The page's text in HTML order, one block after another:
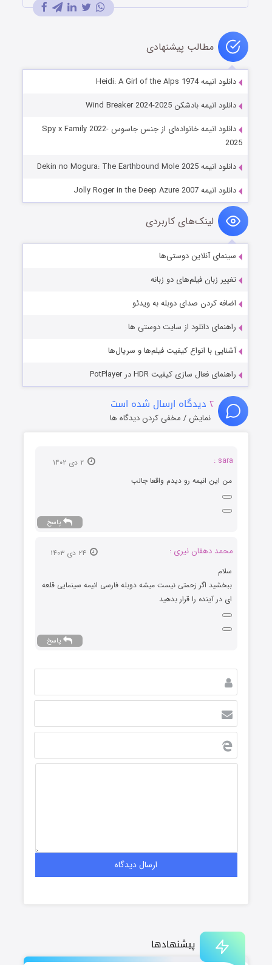
پیشنهادها
مطالب پیشنهادی
دانلود انیمه Heidi: A Girl of the Alps 1974
دانلود انیمه بادشکن Wind Breaker 2024-2025
دانلود انیمه خانواده‌ای از جنس جاسوس Spy x Family 2022-
2025
دانلود انیمه Dekin no Mogura: The Earthbound Mole 2025
دانلود انیمه Jolly Roger in the Deep Azure 2007
لینک‌های کاربردی
سینمای آنلاین دوستی‌ها
تغییر زبان فیلم‌های دو زبانه
اضافه کردن صدای دوبله به ویدئو
راهنمای دانلود از سایت دوستی ها
آشنایی با انواع کیفیت فیلم‌ها و سریال‌ها
راهنمای فعال سازی کیفیت HDR در PotPlayer
۲ دیدگاه ارسال شده است
نمایش / مخفی کردن دیدگاه ها
sara :
۲ دی ۱۴۰۲
من این انیمه رو دیدم واقعا جالب
پاسخ
محمد دهقان نیری :
سلام
ببخشید اگر زحمتی نیست میشه دوبله فارسی انیمه سینمایی قلعه
ای در آینده را قرار بدهید
پاسخ